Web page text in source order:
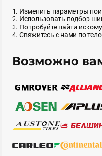
1. Изменить параметры
2. Использовать подбор
3. Попробуйте найти
4. Свяжитесь с нами по
Возможно